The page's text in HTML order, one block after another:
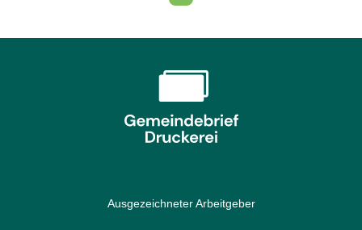
Ausgezeichneter Arbeitgeber